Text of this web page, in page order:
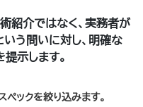
紹介ではなく、実務者が
いう問いに対し、明確な
示します。
ックを絞り込みます。